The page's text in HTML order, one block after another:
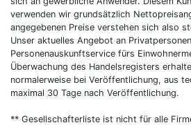
verwenden wir grundsätzlich
angegebenen Preise verstehen sich also
Unser aktuelles Angebot an
Personenauskunftservice fürs
Überwachung des Handelsregisters
normalerweise bei Veröffentlichung, aus
maximal 30 Tage nach Veröffentlichung.
** Gesellschafterliste ist nicht für alle